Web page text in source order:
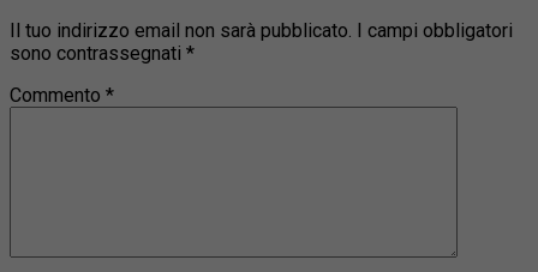
Il tuo indirizzo email non sarà pubblicato. I campi obbligatori
sono contrassegnati *
Commento *